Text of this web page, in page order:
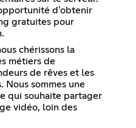
d'obtenir
gratuites pour
chérissons la
métiers de
de rêves et les
Nous sommes une
qui souhaite partager
vidéo, loin des